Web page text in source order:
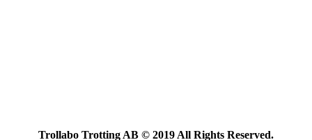
Trollabo Trotting AB © 2019 All Rights Reserved.